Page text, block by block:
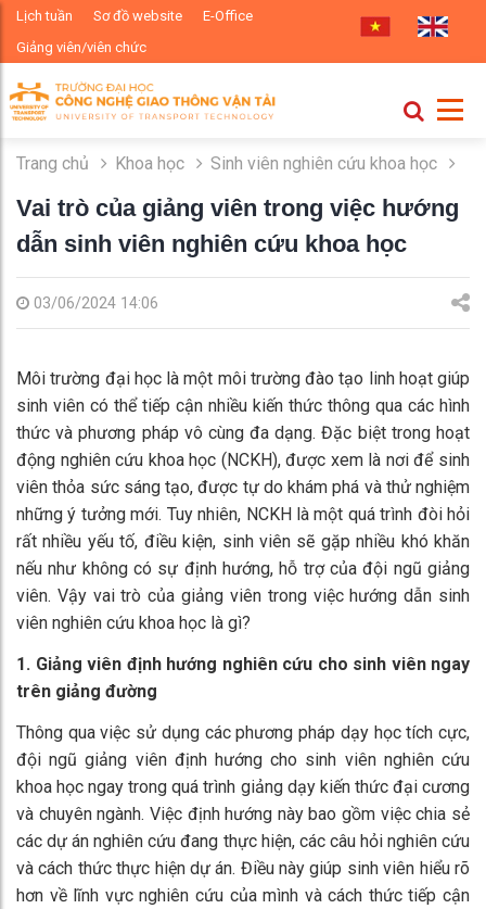
Lịch tuần Sơ đồ website
E-Office
Giảng viên/viên chức
Trang chủ Khoa học Sinh viên nghiên cứu khoa học
Vai trò của giảng viên trong việc hướng
dẫn sinh viên nghiên cứu khoa học
03/06/2024 14:06
Môi trường đại học là một môi trường đào tạo linh hoạt giúp
sinh viên có thể tiếp cận nhiều kiến thức thông qua các hình
thức và phương pháp vô cùng đa dạng. Đặc biệt trong hoạt
động nghiên cứu khoa học (NCKH), được xem là nơi để sinh
viên thỏa sức sáng tạo, được tự do khám phá và thử nghiệm
những ý tưởng mới. Tuy nhiên, NCKH là một quá trình đòi hỏi
rất nhiều yếu tố, điều kiện, sinh viên sẽ gặp nhiều khó khăn
nếu như không có sự định hướng, hỗ trợ của đội ngũ giảng
viên. Vậy vai trò của giảng viên trong việc hướng dẫn sinh
viên nghiên cứu khoa học là gì?
1. Giảng viên định hướng nghiên cứu cho sinh viên ngay
trên giảng đường
Thông qua việc sử dụng các phương pháp dạy học tích cực,
đội ngũ giảng viên định hướng cho sinh viên nghiên cứu
khoa học ngay trong quá trình giảng dạy kiến thức đại cương
và chuyên ngành. Việc định hướng này bao gồm việc chia sẻ
các dự án nghiên cứu đang thực hiện, các câu hỏi nghiên cứu
và cách thức thực hiện dự án. Điều này giúp sinh viên hiểu rõ
hơn về lĩnh vực nghiên cứu của mình và cách thức tiếp cận